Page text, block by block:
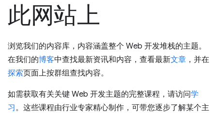
此网站上
浏览我们的内容库，内容涵盖整个 Web 开发堆栈的主题。
在我们的博客中查找最新资讯和内容，查看最新文章 ，并在
探索页面上按群组查找内容。
如需获取有关关键 Web 开发主题的完整课程，请访问学
习。这些课程由行业专家精心制作，可带您逐步了解某个主